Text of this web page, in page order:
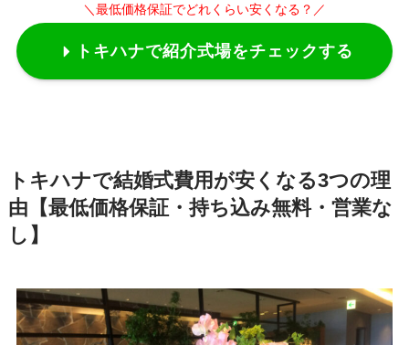
＼最低価格保証でどれくらい安くなる？／
トキハナで紹介式場をチェックする
トキハナで結婚式費用が安くなる3つの理
由【最低価格保証・持ち込み無料・営業な
し】